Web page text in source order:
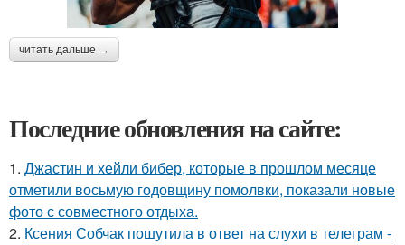
читать дальше →
Последние обновления на сайте:
1. Джастин и хейли бибер, которые в прошлом месяце
отметили восьмую годовщину помолвки, показали новые
фото с совместного отдыха.
2. Ксения Собчак пошутила в ответ на слухи в телеграм -